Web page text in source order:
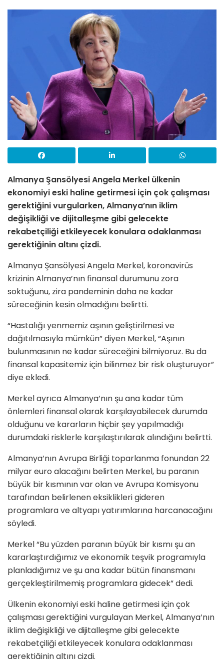
Almanya Şansölyesi Angela Merkel ülkenin
ekonomiyi eski haline getirmesi için çok çalışması
gerektiğini vurgularken, Almanya’nın iklim
değişikliği ve dijitalleşme gibi gelecekte
rekabetçiliği etkileyecek konulara odaklanması
gerektiğinin altını çizdi.
Almanya Şansölyesi Angela Merkel, koronavirüs
krizinin Almanya’nın finansal durumunu zora
soktuğunu, zira pandeminin daha ne kadar
süreceğinin kesin olmadığını belirtti.
“Hastalığı yenmemiz aşının geliştirilmesi ve
dağıtılmasıyla mümkün” diyen Merkel, “Aşının
bulunmasının ne kadar süreceğini bilmiyoruz. Bu da
finansal kapasitemiz için bilinmez bir risk oluşturuyor”
diye ekledi.
Merkel ayrıca Almanya’nın şu ana kadar tüm
önlemleri finansal olarak karşılayabilecek durumda
olduğunu ve kararların hiçbir şey yapılmadığı
durumdaki risklerle karşılaştırılarak alındığını belirtti.
Almanya’nın Avrupa Birliği toparlanma fonundan 22
milyar euro alacağını belirten Merkel, bu paranın
büyük bir kısmının var olan ve Avrupa Komisyonu
tarafından belirlenen eksiklikleri gideren
programlara ve altyapı yatırımlarına harcanacağını
söyledi.
Merkel “Bu yüzden paranın büyük bir kısmı şu an
kararlaştırdığımız ve ekonomik teşvik programıyla
planladığımız ve şu ana kadar bütün finansmanı
gerçekleştirilmemiş programlara gidecek” dedi.
Ülkenin ekonomiyi eski haline getirmesi için çok
çalışması gerektiğini vurgulayan Merkel, Almanya’nın
iklim değişikliği ve dijitalleşme gibi gelecekte
rekabetçiliği etkileyecek konulara odaklanması
gerektiğinin altını çizdi.